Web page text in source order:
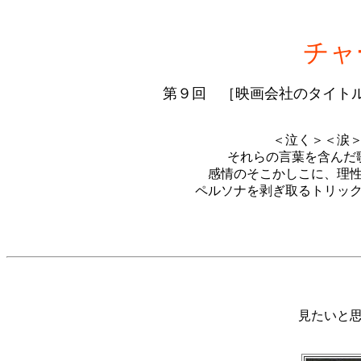
チ
第９回 ［映画会社のタイト
＜泣く＞＜涙
それらの言葉を含ん
感情のそこかしこに、理
ペルソナを剥ぎ取るトリッ
見たいと